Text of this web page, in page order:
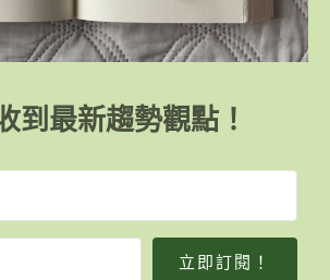
到最新趨勢觀點！
立即訂閱！